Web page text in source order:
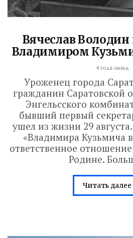
Вячеслав Володин
Владимиром
4 года назад
Уроженец города
гражданин Саратовской
Энгельсского
бывший первый
ушел из жизни 29
«Владимира Кузьмича
ответственное
Родине.
Читать далее